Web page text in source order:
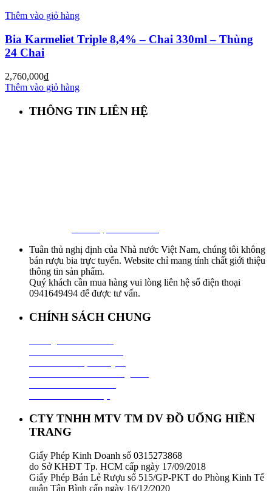
Thêm vào giỏ hàng
Bia Karmeliet Triple 8,4% – Chai 330ml – Thùng
24 Chai
2,760,000₫
Thêm vào giỏ hàng
THÔNG TIN LIÊN HỆ
Tuân thủ nghị định của Nhà nước Việt Nam, chúng tôi không
bán rượu bia trực tuyến. Website chỉ mang tính chất giới thiệu
thông tin sản phẩm.
Quý khách cần mua hàng vui lòng liên hệ số điện thoại
0941649494 để được tư vấn.
CHÍNH SÁCH CHUNG
CTY TNHH MTV TM DV ĐỒ UỐNG HIỀN
TRANG
Giấy Phép Kinh Doanh số 0315273868
do Sở KHĐT Tp. HCM cấp ngày 17/09/2018
Giấy Phép Bán Lẻ Rượu số 515/GP-PKT do Phòng Kinh Tế
quận Tân Bình cấp ngày 16/12/2020